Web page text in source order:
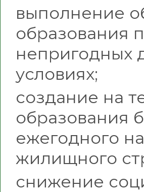
выполнение
образования
непригодных
условиях;
создание на
образования
ежегодного
жилищного
снижение